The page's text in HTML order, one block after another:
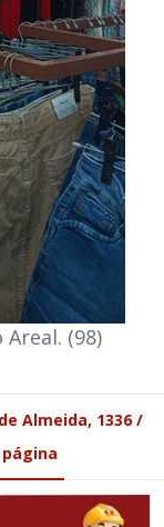
(98)
Almeida, 1336 /